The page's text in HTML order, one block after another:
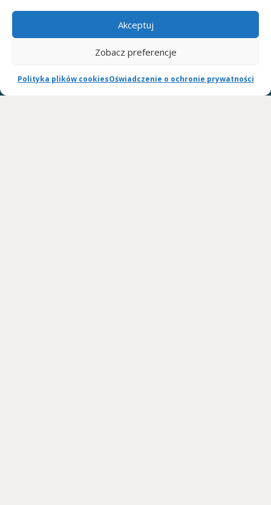
Akceptuj
Zobacz preferencje
Polityka plików cookiesOświadczenie o ochronie prywatności
umowę wypożyczania szyn w dwóch egzemplarzach do podpisania
dostarcza firma kurierska wraz ze sprzętem.
Cennik wypożyczania szyn ARTROMOT, OPTIFLEX, KINETEC SPECTRA:
wystawiamy rachunki celem przedłożenia wystawiamy rachunki celem